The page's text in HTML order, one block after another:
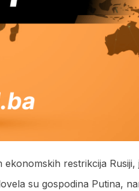
restrikcija Rusiji,
su gospodina Putina,